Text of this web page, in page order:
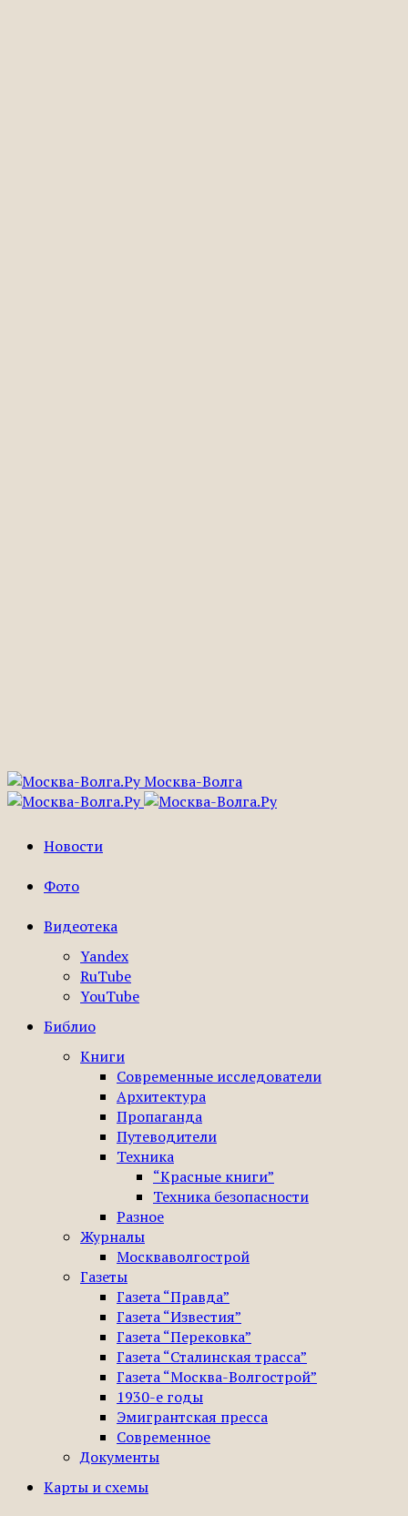
Москва-Волга
Новости
Фото
Видеотека
Yandex
RuTube
YouTube
Библио
Книги
Современные исследователи
Архитектура
Пропаганда
Путеводители
Техника
“Красные книги”
Техника безопасности
Разное
Журналы
Москваволгострой
Газеты
Газета “Правда”
Газета “Известия”
Газета “Перековка”
Газета “Сталинская трасса”
Газета “Москва-Волгострой”
1930-е годы
Эмигрантская пресса
Современное
Документы
Карты и схемы